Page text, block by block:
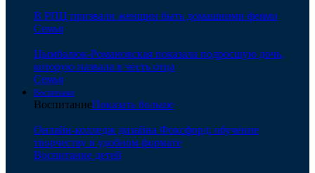
В РПЦ призвали женщин быть домашними феями
Семья
Цымбалюк-Романовская показала подросшую дочь,
которую назвала в честь отца
Семья
Воспитание
ВоспитаниеПоказать больше
Онлайн-колледж дизайна Фоксфорд: обучение
творчеству в удобном формате
Воспитание детей